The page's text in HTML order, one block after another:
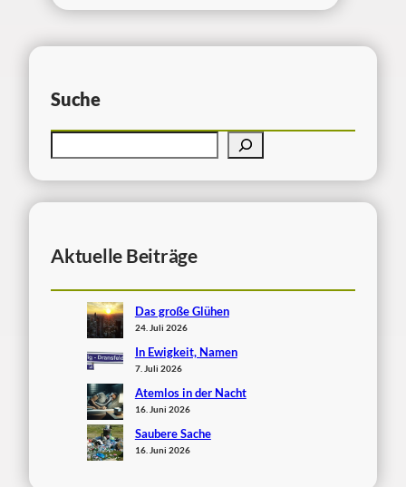
Suche
Aktuelle Beiträge
Das große Glühen
24. Juli 2026
In Ewigkeit, Namen
7. Juli 2026
Atemlos in der Nacht
16. Juni 2026
Saubere Sache
16. Juni 2026